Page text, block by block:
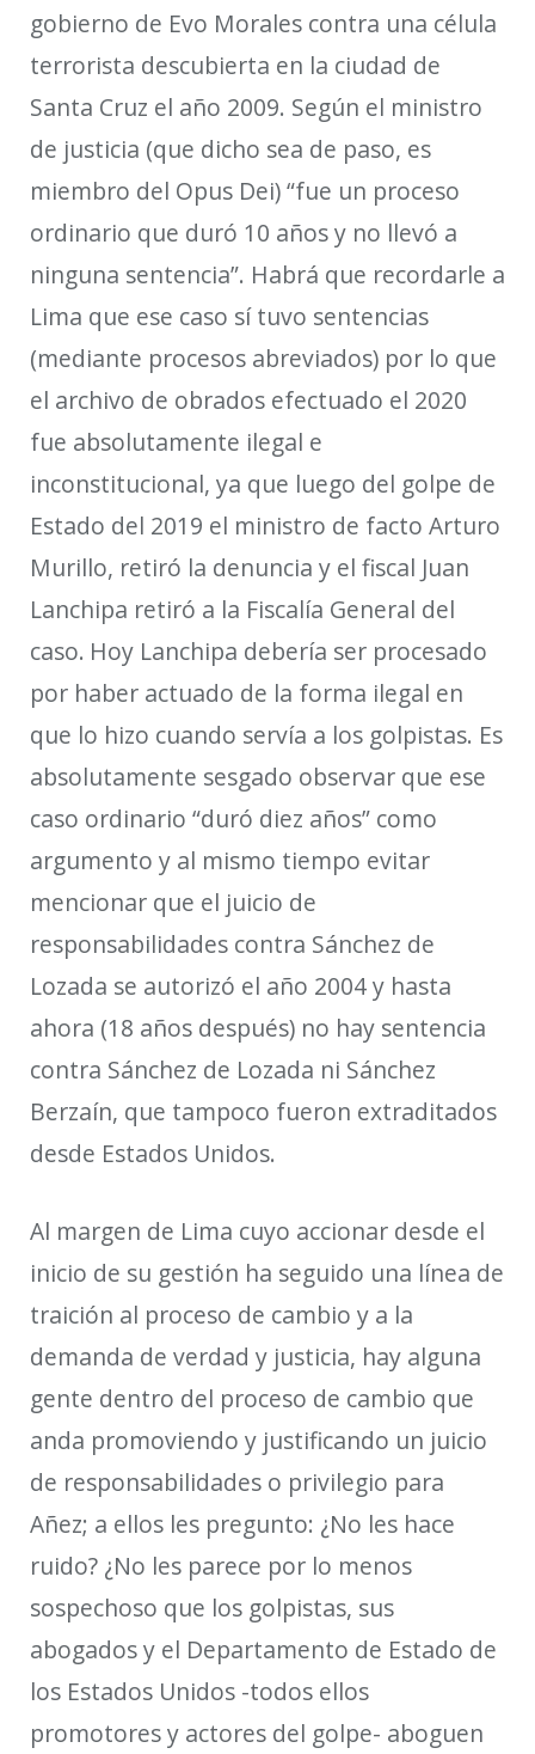
gobierno de Evo Morales contra una célula
terrorista descubierta en la ciudad de
Santa Cruz el año 2009. Según el ministro
de justicia (que dicho sea de paso, es
miembro del Opus Dei)“fue un proceso
ordinario que duró 10 años y no llevó a
ninguna sentencia”. Habrá que recordarle a
Lima que ese caso sí tuvo sentencias
(mediante procesos abreviados) por lo que
el archivo de obrados efectuado el 2020
fue absolutamente ilegal e
inconstitucional, ya que luego del golpe de
Estado del 2019 el ministro de facto Arturo
Murillo, retiró la denuncia y el fiscal Juan
Lanchipa retiró a la Fiscalía General del
caso. Hoy Lanchipa debería ser procesado
por haber actuado de la forma ilegal en
que lo hizo cuando servía a los golpistas. Es
absolutamente sesgado observar que ese
caso ordinario “duró diez años” como
argumento y al mismo tiempo evitar
mencionar que el juicio de
responsabilidades contra Sánchez de
Lozada se autorizó el año 2004 y hasta
ahora (18 años después) no hay sentencia
contra Sánchez de Lozada ni Sánchez
Berzaín, que tampoco fueron extraditados
desde Estados Unidos.
Al margen de Lima cuyo accionar desde el
inicio de su gestión ha seguido una línea de
traición al proceso de cambio y a la
demanda de verdad y justicia, hay alguna
gente dentro del proceso de cambio que
anda promoviendo y justificando un juicio
de responsabilidades o privilegio para
Añez; a ellos les pregunto: ¿No les hace
ruido? ¿No les parece por lo menos
sospechoso que los golpistas, sus
abogados y el Departamento de Estado de
los Estados Unidos -todos ellos
promotores y actores del golpe- aboguen